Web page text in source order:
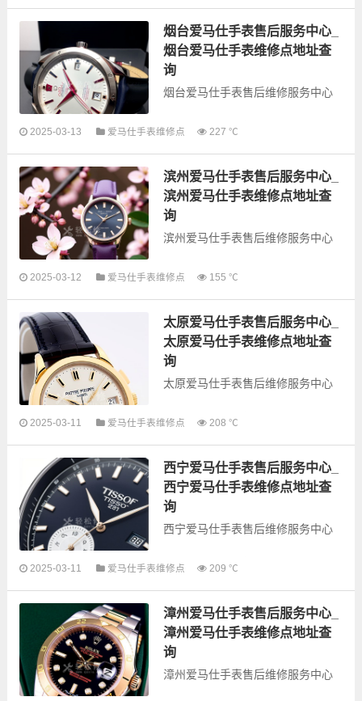
手表的故障检测维修，手表保养等
业务，为了享受...
烟台爱马仕手表售后服务中心_
烟台爱马仕手表维修点地址查
询
烟台爱马仕手表售后维修服务中心
以下是古锋网为您整理的烟台爱马
手表的故障检测维修，手表保养等
业务，为了享受...
2025-03-13 爱马仕手表维修点 227 ℃
滨州爱马仕手表售后服务中心_
滨州爱马仕手表维修点地址查
询
滨州爱马仕手表售后维修服务中心
信息，可以为您提供爱马仕全型号
手表的故障检测维修，手表保养等
业务，为了享...
2025-03-12 爱马仕手表维修点 155 ℃
太原爱马仕手表售后服务中心_
太原爱马仕手表维修点地址查
询
太原爱马仕手表售后维修服务中心
以下是古锋网为您整理的太原爱马
手表的故障检测维修，手表保养等
业务，为了享受...
2025-03-11 爱马仕手表维修点 208 ℃
西宁爱马仕手表售后服务中心_
西宁爱马仕手表维修点地址查
询
西宁爱马仕手表售后维修服务中心
以下是古锋网为您整理的西宁爱马
手表的故障检测维修，手表保养等
业务，为了享受...
2025-03-11 爱马仕手表维修点 209 ℃
漳州爱马仕手表售后服务中心_
漳州爱马仕手表维修点地址查
询
漳州爱马仕手表售后维修服务中心